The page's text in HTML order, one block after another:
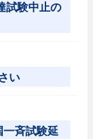
試験中止の
い
一斉試験延